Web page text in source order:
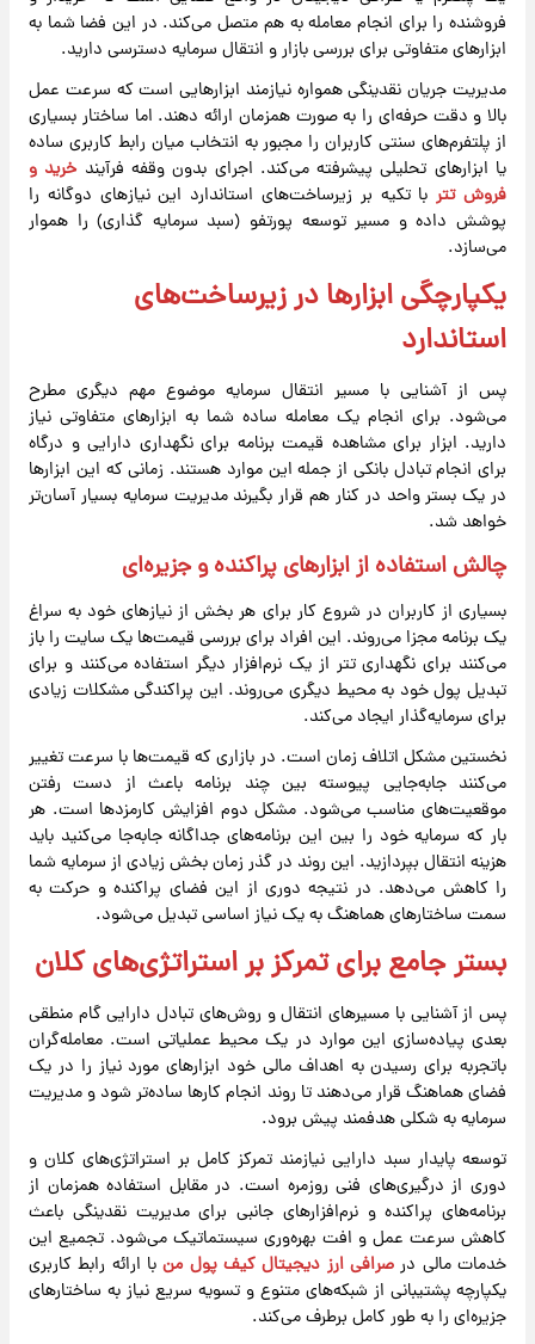
فروشنده را برای انجام معامله به هم متصل می‌کند. در این فضا شما به
ابزارهای متفاوتی برای بررسی بازار و انتقال سرمایه دسترسی دارید.
مدیریت جریان نقدینگی همواره نیازمند ابزارهایی است که سرعت عمل
بالا و دقت حرفه‌ای را به صورت همزمان ارائه دهند. اما ساختار بسیاری
از پلتفرم‌های سنتی کاربران را مجبور به انتخاب میان رابط کاربری ساده
یا ابزارهای تحلیلی پیشرفته می‌کند. اجرای بدون وقفه فرآیندخرید و
فروش تتربا تکیه بر زیرساخت‌های استاندارد این نیازهای دوگانه را
پوشش داده و مسیر توسعه پورتفو (سبد سرمایه گذاری) را هموار
می‌سازد.
یکپارچگی ابزارها در زیرساخت‌های
استاندارد
پس از آشنایی با مسیر انتقال سرمایه موضوع مهم دیگری مطرح
می‌شود. برای انجام یک معامله ساده شما به ابزارهای متفاوتی نیاز
دارید. ابزار برای مشاهده قیمت برنامه برای نگهداری دارایی و درگاه
برای انجام تبادل بانکی از جمله این موارد هستند. زمانی که این ابزارها
در یک بستر واحد در کنار هم قرار بگیرند مدیریت سرمایه بسیار آسان‌تر
خواهد شد.
چالش استفاده از ابزارهای پراکنده و جزیره‌ای
بسیاری از کاربران در شروع کار برای هر بخش از نیازهای خود به سراغ
یک برنامه مجزا می‌روند. این افراد برای بررسی قیمت‌ها یک سایت را باز
می‌کنند برای نگهداری تتر از یک نرم‌افزار دیگر استفاده می‌کنند و برای
تبدیل پول خود به محیط دیگری می‌روند. این پراکندگی مشکلات زیادی
برای سرمایه‌گذار ایجاد می‌کند.
نخستین مشکل اتلاف زمان است. در بازاری که قیمت‌ها با سرعت تغییر
می‌کنند جابه‌جایی پیوسته بین چند برنامه باعث از دست رفتن
موقعیت‌های مناسب می‌شود. مشکل دوم افزایش کارمزدها است. هر
بار که سرمایه خود را بین این برنامه‌های جداگانه جابه‌جا می‌کنید باید
هزینه انتقال بپردازید. این روند در گذر زمان بخش زیادی از سرمایه شما
را کاهش می‌دهد. در نتیجه دوری از این فضای پراکنده و حرکت به
سمت ساختارهای هماهنگ به یک نیاز اساسی تبدیل می‌شود.
بستر جامع برای تمرکز بر استراتژی‌های کلان
پس از آشنایی با مسیرهای انتقال و روش‌های تبادل دارایی گام منطقی
بعدی پیاده‌سازی این موارد در یک محیط عملیاتی است. معامله‌گران
باتجربه برای رسیدن به اهداف مالی خود ابزارهای مورد نیاز را در یک
فضای هماهنگ قرار می‌دهند تا روند انجام کارها ساده‌تر شود و مدیریت
سرمایه به شکلی هدفمند پیش برود.
توسعه پایدار سبد دارایی نیازمند تمرکز کامل بر استراتژی‌های کلان و
دوری از درگیری‌های فنی روزمره است. در مقابل استفاده همزمان از
برنامه‌های پراکنده و نرم‌افزارهای جانبی برای مدیریت نقدینگی باعث
کاهش سرعت عمل و افت بهره‌وری سیستماتیک می‌شود. تجمیع این
خدمات مالی درصرافی ارز دیجیتال کیف پول منبا ارائه رابط کاربری
یکپارچه پشتیبانی از شبکه‌های متنوع و تسویه سریع نیاز به ساختارهای
جزیره‌ای را به طور کامل برطرف می‌کند.